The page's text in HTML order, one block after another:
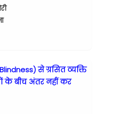
से ग्रसित व्यक्ति
के बीच अंतर नहीं कर